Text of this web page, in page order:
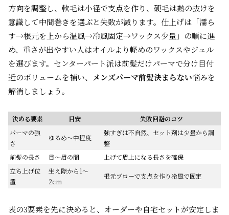
方向を調整し、軟毛は小径で支点を作り、硬毛は熱の抜けを
意識して中間巻きを選ぶと失敗が減ります。仕上げは「濡ら
す→根元を上から温風→冷風固定→ワックス少量」の順に進
め、重さが出やすい人はオイルより軽めのワックスやジェル
を選びます。センターパート派は前髪だけパーマで分け目付
近のボリュームを補い、
メンズパーマ前髪決まらない悩みを
解消しましょう。
決める要素 目安
失敗回避のコツ
パーマの強
さ
ゆるめ〜中程度
強すぎは不自然、セット剤は少量から調
整
前髪の長さ
目〜眉の間
上げて眉上になる長さを確保
立ち上げ位
置
生え際から1〜
2cm
根元ブローで支点を作り冷風で固定
表の3要素を先に決めると、オーダーや自宅セットが安定しま